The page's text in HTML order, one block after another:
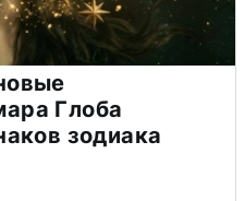
Глоба
зодиака